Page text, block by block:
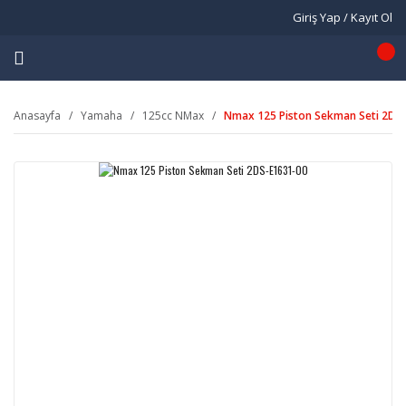
Giriş Yap / Kayıt Ol
Anasayfa Yamaha 125cc NMax Nmax 125 Piston Sekman Seti